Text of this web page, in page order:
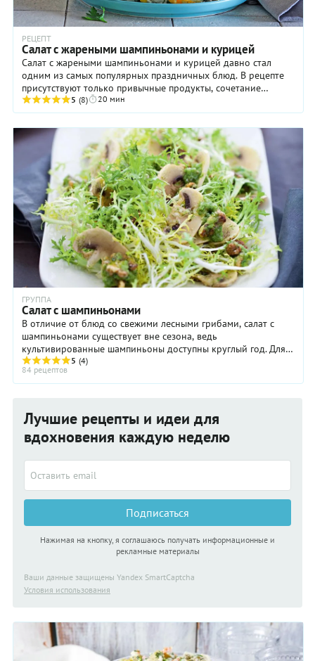
РЕЦЕПТ
Салат с жареными шампиньонами и курицей
Салат с жареными шампиньонами и курицей давно стал
одним из самых популярных праздничных блюд. В рецепте
присутствуют только привычные продукты, сочетание
которых дает гармоничный вкус. А оригинальная ...
5 (8) 20 мин
ГРУППА
Салат с шампиньонами
В отличие от блюд со свежими лесными грибами, салат с
шампиньонами существует вне сезона, ведь
культивированные шампиньоны доступны круглый год. Для
приготовления салатов подойдут и свежие, и ...
5 (4)
84 рецептов
Лучшие рецепты и идеи для
вдохновения каждую неделю
Подписаться
Нажимая на кнопку, я соглашаюсь получать информационные и
рекламные материалы
Ваши данные защищены Yandex SmartCaptcha
Условия использования